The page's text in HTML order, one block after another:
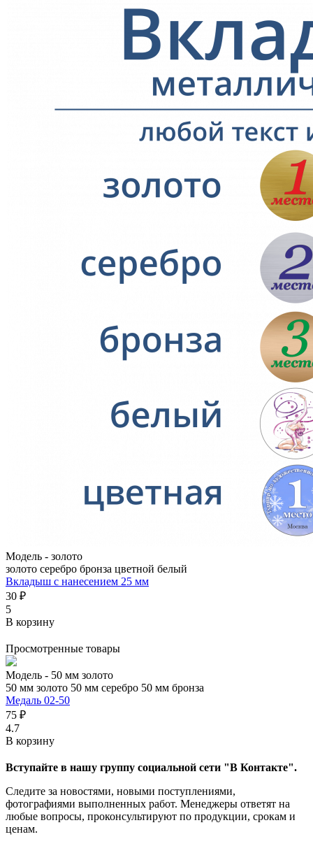
Модель - золото
золото серебро бронза цветной белый
Вкладыш с нанесением 25 мм
30 ₽
5
В корзину
Просмотренные товары
Модель - 50 мм золото
50 мм золото 50 мм серебро 50 мм бронза
Медаль 02-50
75 ₽
4.7
В корзину
Вступайте в нашу группу социальной сети "В Контакте".
Следите за новостями, новыми поступлениями,
фотографиями выполненных работ. Менеджеры ответят на
любые вопросы, проконсультируют по продукции, срокам и
ценам.